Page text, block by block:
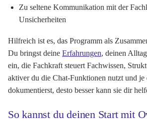
Zu seltene Kommunikation mit der
Unsicherheiten
Hilfreich ist es, das Programm als
Du bringst deine Erfahrungen, deinen
ein, die Fachkraft steuert Fachwissen,
aktiver du die Chat-Funktionen nutzt und je
dokumentierst, desto besser kann sie dir
So kannst du deinen Start mit